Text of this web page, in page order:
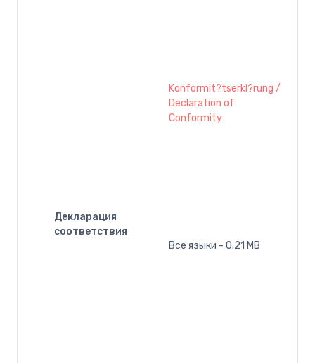
Декларация
соответствия
Konformit?tserkl?rung /
Declaration of
Conformity
Все языки - 0.21 MB